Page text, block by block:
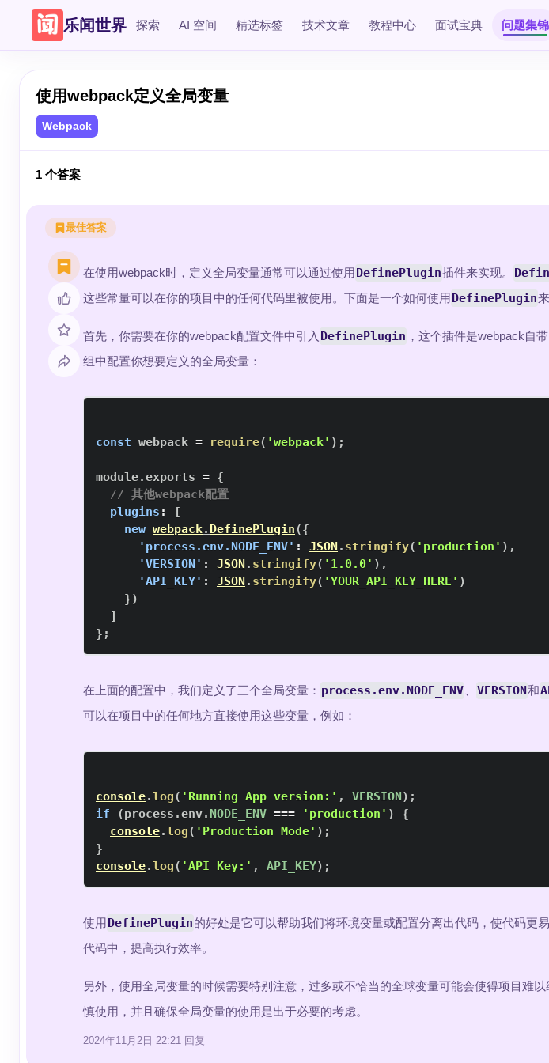
乐闻世界 探索 AI 空间 精选标签 技术文章 教程中心 面试宝典 问题集锦
使用webpack定义全局变量
Webpack
1 个答案
最佳答案
在使用webpack时，定义全局变量通常可以通过使用 DefinePlugin插件来实现。
这些常量可以在你的项目中的任何代码里被使用。下面是一个如何使用 DefinePlugin
首先，你需要在你的webpack配置文件中引入 DefinePlugin ，这个插件是webpack自
组中配置你想要定义的全局变量：
const webpack = require( 'webpack' ) ;
module.exports = {
// 其他webpack配置
plugins :
[
new webpack. DefinePlugin({
'process.env.NODE_ENV' : JSON. stringify( 'production' ) ,
'VERSION' : JSON. stringify( '1.0.0' ) ,
'API_KEY' : JSON. stringify( 'YOUR_API_KEY_HERE' )
})
]
} ;
在上面的配置中，我们定义了三个全局变量： process.env.NODE_ENV VERSION和
可以在项目中的任何地方直接使用这些变量，例如：
console.log( 'Running App version:' , VERSION) ;
if
(process .env. NODE_ENV === 'production' )
{
console.log( 'Production Mode' ) ;
}
console.log( 'API Key:' , API_KEY) ;
使用 DefinePlugin的好处是它可以帮助我们将环境变量或配置分离出代码，使代码更
代码中，提高执行效率。
另外，使用全局变量的时候需要特别注意，过多或不恰当的全球变量可能会使得项目难
慎使用，并且确保全局变量的使用是出于必要的考虑。
2024年11月2日 22:21 回复